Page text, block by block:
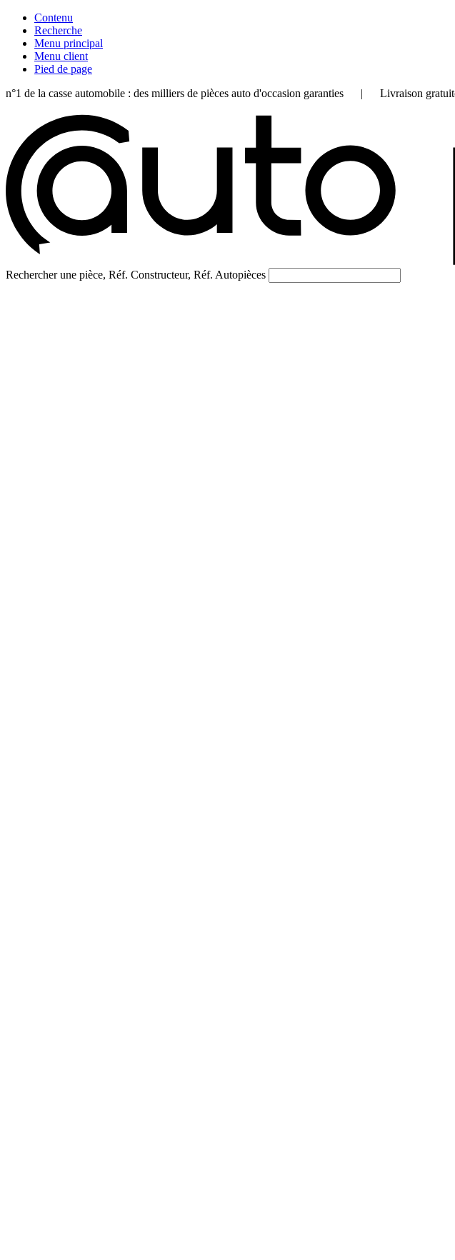
Contenu
Recherche
Menu principal
Menu client
Pied de page
n°1 de la casse automobile : des milliers de pièces auto d'occasion garanties | Livraison
Rechercher une pièce, Réf. Constructeur, Réf. Autopièces